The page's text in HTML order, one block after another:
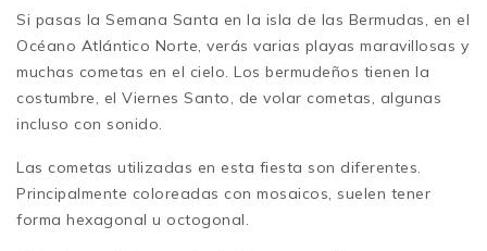
Si pasas la Semana Santa en la isla de las Bermudas, en el
Océano Atlántico Norte, verás varias playas maravillosas y
muchas cometas en el cielo. Los bermudeños tienen la
costumbre, el Viernes Santo, de volar cometas, algunas
incluso con sonido.
Las cometas utilizadas en esta fiesta son diferentes.
Principalmente coloreadas con mosaicos, suelen tener
forma hexagonal u octogonal.